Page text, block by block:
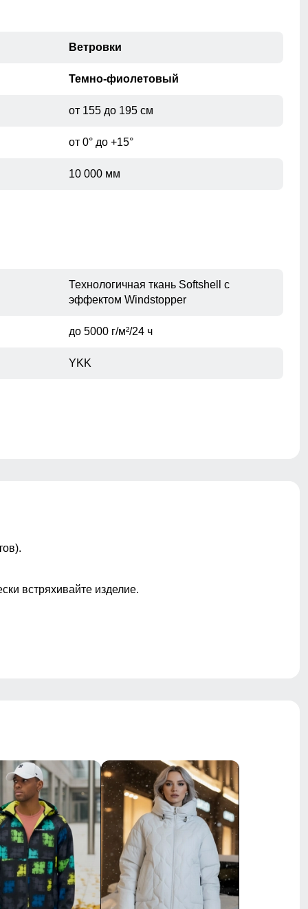
Ветровки
Темно-фиолетовый
от 155 до 195 см
от 0° до +15°
10 000 мм
Технологичная ткань Softshell с
эффектом Windstopper
до 5000 г/м²/24 ч
YKK
Прошиты
встряхивайте изделие.